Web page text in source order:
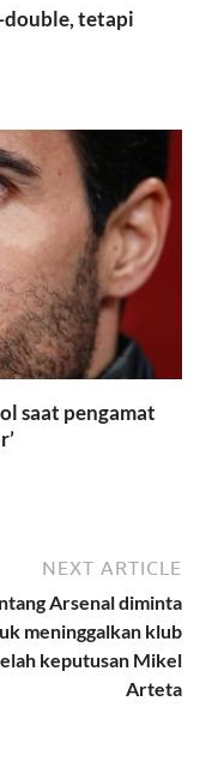
double, tetapi
saat pengamat
NEXT ARTICLE
Arsenal diminta
meninggalkan klub
keputusan Mikel
Arteta